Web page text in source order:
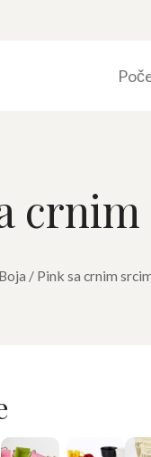
/ Pink sa crnim